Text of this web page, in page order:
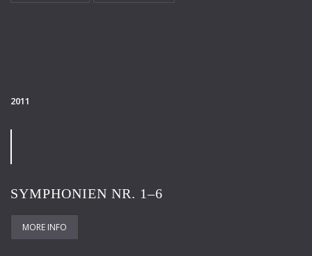
2011
SYMPHONIEN NR. 1–6
MORE INFO